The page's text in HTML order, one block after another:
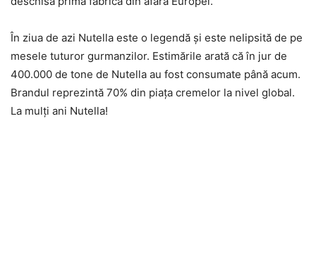
În ziua de azi Nutella este o legendă şi este nelipsită de pe
mesele tuturor gurmanzilor. Estimările arată că în jur de
400.000 de tone de Nutella au fost consumate până acum.
Brandul reprezintă 70% din piaţa cremelor la nivel global.
La mulţi ani Nutella!